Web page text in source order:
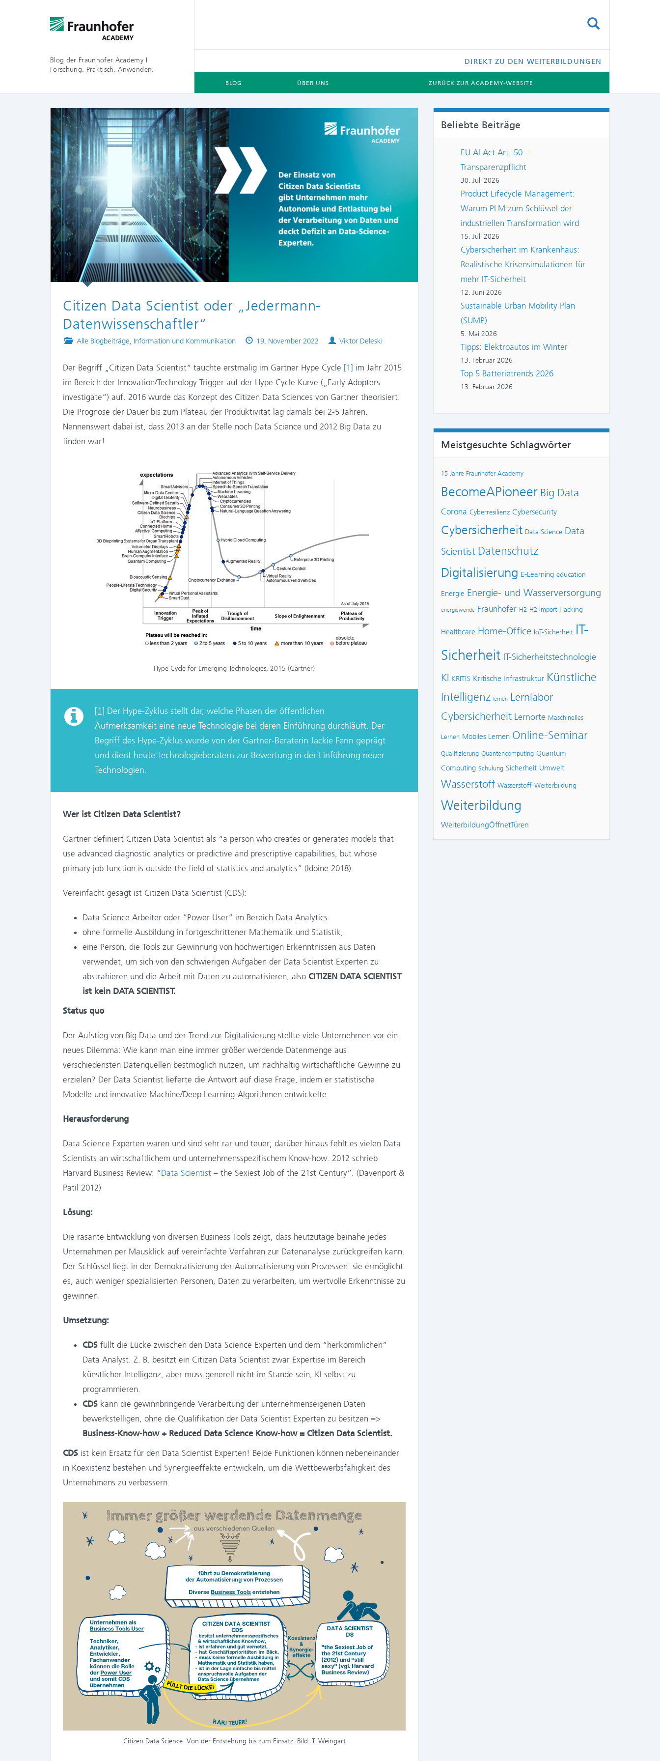
Blog der Fraunhofer Academy I
Forschung. Praktisch. Anwenden.
DIREKT ZU DEN WEITERBILDUNGEN
BLOG ÜBER UNS ZURÜCK ZUR ACADEMY-WEBSITE
Citizen Data Scientist oder „Jedermann-
Datenwissenschaftler“
Posted
Alle Blogbeiträge, Information und Kommunikation
Published
19. November 2022 Authors
Viktor Deleski
Der Begriff „Citizen Data Scientist“ tauchte erstmalig im Gartner Hype Cycle [1] im Jahr 2015
im Bereich der Innovation/Technology Trigger auf der Hype Cycle Kurve („Early Adopters
investigate“) auf. 2016 wurde das Konzept des Citizen Data Sciences von Gartner theorisiert.
Die Prognose der Dauer bis zum Plateau der Produktivität lag damals bei 2-5 Jahren.
Nennenswert dabei ist, dass 2013 an der Stelle noch Data Science und 2012 Big Data zu
finden war!
Hype Cycle for Emerging Technologies, 2015 (Gartner)
[1] Der Hype-Zyklus stellt dar, welche Phasen der öffentlichen
Aufmerksamkeit eine neue Technologie bei deren Einführung durchläuft. Der
Begriff des Hype-Zyklus wurde von der Gartner-Beraterin Jackie Fenn geprägt
und dient heute Technologieberatern zur Bewertung in der Einführung neuer
Technologien.
Wer ist Citizen Data Scientist?
Gartner definiert Citizen Data Scientist als “a person who creates or generates models that
use advanced diagnostic analytics or predictive and prescriptive capabilities, but whose
primary job function is outside the field of statistics and analytics” (Idoine 2018).
Vereinfacht gesagt ist Citizen Data Scientist (CDS):
Data Science Arbeiter oder “Power User” im Bereich Data Analytics
ohne formelle Ausbildung in fortgeschrittener Mathematik und Statistik,
eine Person, die Tools zur Gewinnung von hochwertigen Erkenntnissen aus Daten
verwendet, um sich von den schwierigen Aufgaben der Data Scientist Experten zu
abstrahieren und die Arbeit mit Daten zu automatisieren, also CITIZEN DATA SCIENTIST
ist kein DATA SCIENTIST.
Status quo
Der Aufstieg von Big Data und der Trend zur Digitalisierung stellte viele Unternehmen vor ein
neues Dilemma: Wie kann man eine immer größer werdende Datenmenge aus
verschiedensten Datenquellen bestmöglich nutzen, um nachhaltig wirtschaftliche Gewinne zu
erzielen? Der Data Scientist lieferte die Antwort auf diese Frage, indem er statistische
Modelle und innovative Machine/Deep Learning-Algorithmen entwickelte.
Herausforderung
Data Science Experten waren und sind sehr rar und teuer; darüber hinaus fehlt es vielen Data
Scientists an wirtschaftlichem und unternehmensspezifischem Know-how. 2012 schrieb
Harvard Business Review: “Data Scientist – the Sexiest Job of the 21st Century”. (Davenport &
Patil 2012)
Lösung:
Die rasante Entwicklung von diversen Business Tools zeigt, dass heutzutage beinahe jedes
Unternehmen per Mausklick auf vereinfachte Verfahren zur Datenanalyse zurückgreifen kann.
Der Schlüssel liegt in der Demokratisierung der Automatisierung von Prozessen: sie ermöglicht
es, auch weniger spezialisierten Personen, Daten zu verarbeiten, um wertvolle Erkenntnisse zu
gewinnen.
Umsetzung:
CDS füllt die Lücke zwischen den Data Science Experten und dem “herkömmlichen”
Data Analyst. Z. B. besitzt ein Citizen Data Scientist zwar Expertise im Bereich
künstlicher Intelligenz, aber muss generell nicht im Stande sein, KI selbst zu
programmieren.
CDS kann die gewinnbringende Verarbeitung der unternehmenseigenen Daten
bewerkstelligen, ohne die Qualifikation der Data Scientist Experten zu besitzen =>
Business-Know-how + Reduced Data Science Know-how = Citizen Data Scientist.
CDS ist kein Ersatz für den Data Scientist Experten! Beide Funktionen können nebeneinander
in Koexistenz bestehen und Synergieeffekte entwickeln, um die Wettbewerbsfähigkeit des
Unternehmens zu verbessern.
Citizen Data Science. Von der Entstehung bis zum Einsatz. Bild: T. Weingart
Beliebte Beiträge
EU AI Act Art. 50 –
Transparenzpflicht
30. Juli 2026
Product Lifecycle Management:
Warum PLM zum Schlüssel der
industriellen Transformation wird
15. Juli 2026
Cybersicherheit im Krankenhaus:
Realistische Krisensimulationen für
mehr IT-Sicherheit
12. Juni 2026
Sustainable Urban Mobility Plan
(SUMP)
5. Mai 2026
Tipps: Elektroautos im Winter
13. Februar 2026
Top 5 Batterietrends 2026
13. Februar 2026
Meistgesuchte Schlagwörter
15 Jahre Fraunhofer Academy
BecomeAPioneer Big Data
Corona Cyberresilienz Cybersecurity
Cybersicherheit Data Science Data
Scientist Datenschutz
Digitalisierung E-Learning education
Energie Energie- und Wasserversorgung
energiewende Fraunhofer H2 H2-Import Hacking
Healthcare Home-Office IoT-Sicherheit IT-
Sicherheit IT-Sicherheitstechnologie
KI KRITIS Kritische Infrastruktur Künstliche
Intelligenz lernen Lernlabor
Cybersicherheit Lernorte Maschinelles
Lernen Mobiles Lernen Online-Seminar
Qualifizierung Quantencomputing Quantum
Computing Schulung Sicherheit Umwelt
Wasserstoff Wasserstoff-Weiterbildung
Weiterbildung
WeiterbildungÖffnetTüren